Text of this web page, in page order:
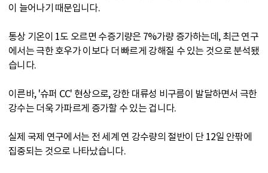
이 늘어나기 때문입니다.
통상 기온이 1도 오르면 수증기량은 7%가량 증가하는데, 최근 연구
에서는 극한 호우가 이보다 더 빠르게 강해질 수 있는 것으로 분석됐
습니다.
이른바, '슈퍼 CC' 현상으로, 강한 대류성 비구름이 발달하면서 극한
강수는 더욱 가파르게 증가할 수 있는 겁니다.
실제 국제 연구에서는 전 세계 연 강수량의 절반이 단 12일 안팎에
집중되는 것으로 나타났습니다.